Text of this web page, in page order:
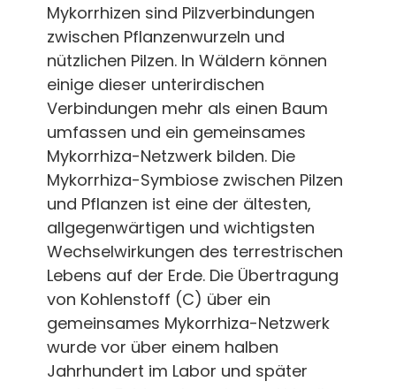
Mykorrhizen sind Pilzverbindungen
zwischen Pflanzenwurzeln und
nützlichen Pilzen. In Wäldern können
einige dieser unterirdischen
Verbindungen mehr als einen Baum
umfassen und ein gemeinsames
Mykorrhiza-Netzwerk bilden. Die
Mykorrhiza-Symbiose zwischen Pilzen
und Pflanzen ist eine der ältesten,
allgegenwärtigen und wichtigsten
Wechselwirkungen des terrestrischen
Lebens auf der Erde. Die Übertragung
von Kohlenstoff (C) über ein
gemeinsames Mykorrhiza-Netzwerk
wurde vor über einem halben
Jahrhundert im Labor und später